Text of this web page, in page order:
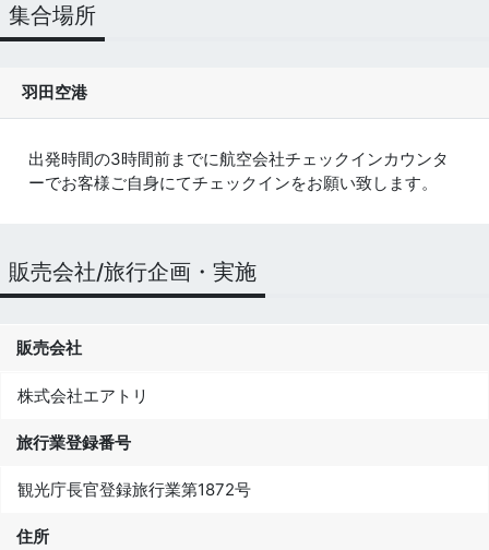
集合場所
羽田空港
出発時間の3時間前までに航空会社チェックインカウンタ
ーでお客様ご自身にてチェックインをお願い致します。
販売会社/旅行企画・実施
販売会社
株式会社エアトリ
旅行業登録番号
観光庁長官登録旅行業第1872号
住所